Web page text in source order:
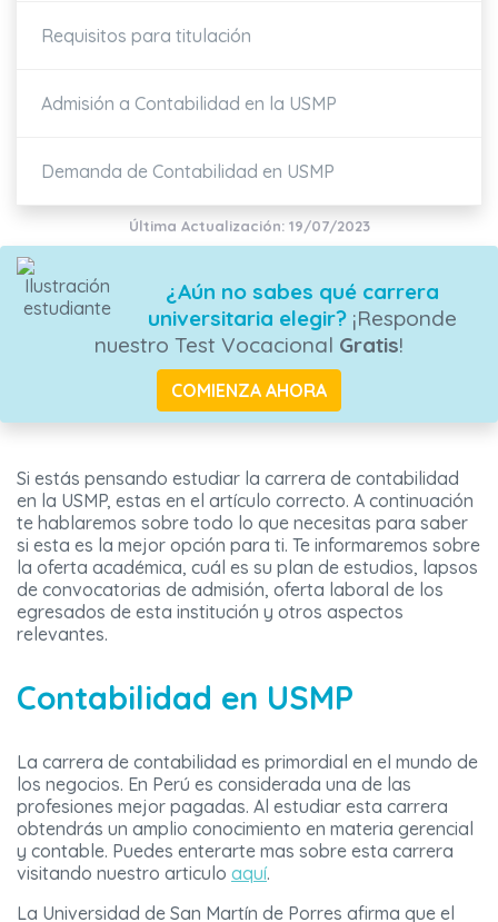
Requisitos para titulación
Admisión a Contabilidad en la USMP
Demanda de Contabilidad en USMP
Última Actualización: 19/07/2023
¿Aún no sabes qué carrera
universitaria elegir?¡Responde
nuestro Test Vocacional Gratis!
COMIENZA AHORA
Si estás pensando estudiar la carrera de contabilidad
en la USMP, estas en el artículo correcto. A continuación
te hablaremos sobre todo lo que necesitas para saber
si esta es la mejor opción para ti. Te informaremos sobre
la oferta académica, cuál es su plan de estudios, lapsos
de convocatorias de admisión, oferta laboral de los
egresados de esta institución y otros aspectos
relevantes.
Contabilidad en USMP
La carrera de contabilidad es primordial en el mundo de
los negocios. En Perú es considerada una de las
profesiones mejor pagadas. Al estudiar esta carrera
obtendrás un amplio conocimiento en materia gerencial
y contable. Puedes enterarte mas sobre esta carrera
visitando nuestro articulo aquí.
La Universidad de San Martín de Porres afirma que el